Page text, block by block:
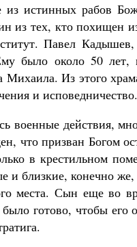
истинных рабов
из тех, кто похищен
Павел Кадышев,
было около 50
Михаила. Из этого
и исповедничество.
военные действия,
что призван Богом
в крестильном
и близкие, конечно
места. Сын еще во
готово, чтобы его